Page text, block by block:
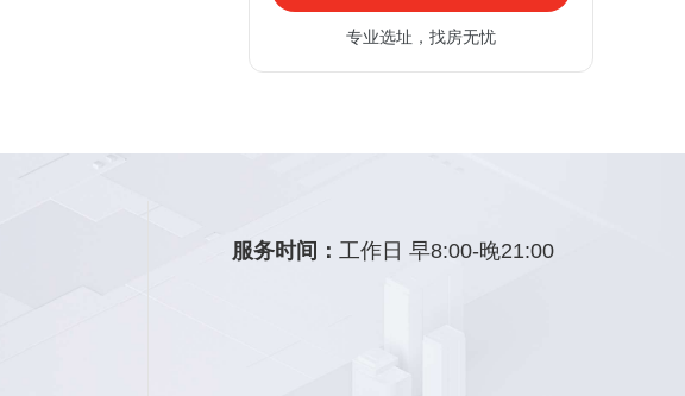
专业选址，找房无忧
服务时间：工作日 早8:00-晚21:00